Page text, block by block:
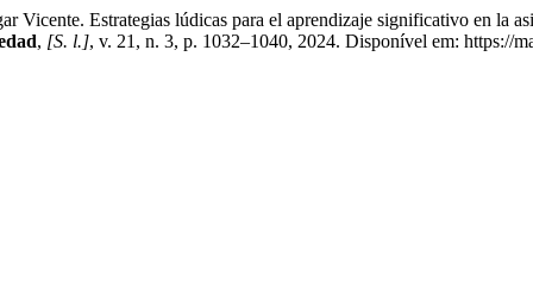
Estrategias lúdicas para el aprendizaje significativo en la
, [S. l.], v. 21, n. 3, p. 1032–1040, 2024. Disponível em: https://